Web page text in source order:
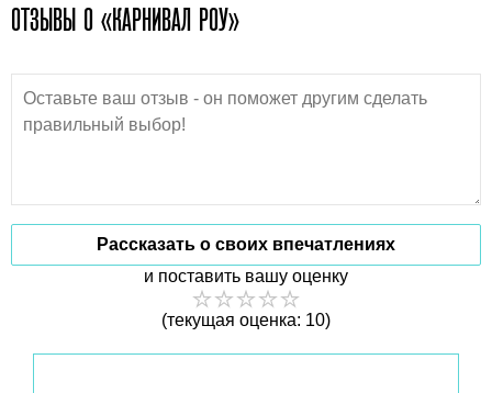
ОТЗЫВЫ О «КАРНИВАЛ РОУ»
Рассказать о своих впечатлениях
и поставить вашу оценку
(текущая оценка: 10)